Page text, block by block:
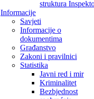
struktura
Informacije
Savjeti
Informacije o
dokumentima
Građanstvo
Zakoni i pravilnici
Statistika
Javni red i mir
Kriminalitet
Bezbjednost